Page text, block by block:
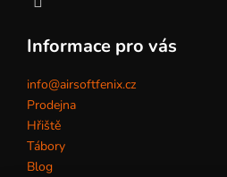
Informace pro vás
info@airsoftfenix.cz
Prodejna
Hřiště
Tábory
Blog